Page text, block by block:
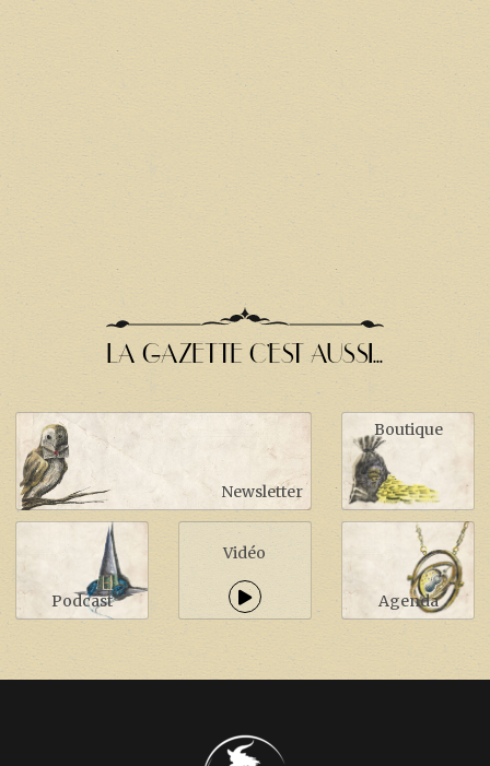
LA GAZETTE C'EST AUSSI...
Newsletter
Boutique
Podcast
Vidéo
Agenda